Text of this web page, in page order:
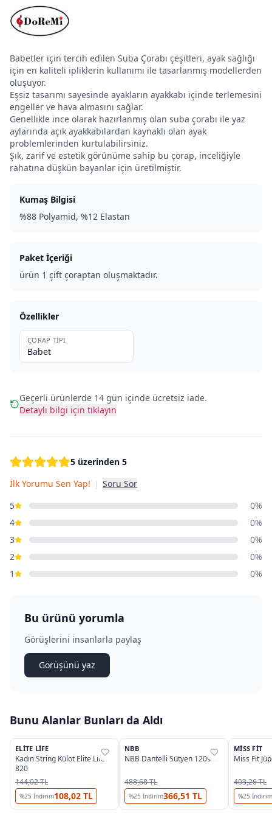
Babetler için tercih edilen Suba Çorabı çeşitleri, ayak sağlığı
için en kaliteli ipliklerin kullanımı ile tasarlanmış modellerden
oluşuyor.
Eşsiz tasarımı sayesinde ayakların ayakkabı içinde terlemesini
engeller ve hava almasını sağlar.
Genellikle ince olarak hazırlanmış olan suba çorabı ile yaz
aylarında açık ayakkabılardan kaynaklı olan ayak
problemlerinden kurtulabilirsiniz.
Şık, zarif ve estetik görünüme sahip bu çorap, inceliğiyle
rahatına düşkün bayanlar için üretilmiştir.
Kumaş Bilgisi
%88 Polyamid, %12 Elastan
Paket İçeriği
ürün 1 çift çoraptan oluşmaktadır.
Özellikler
ÇORAP TIPI
Babet
Geçerli ürünlerde 14 gün içinde ücretsiz iade.
Detaylı bilgi için tıklayın
5 üzerinden 5
İlk Yorumu Sen Yap! | Soru Sor
5
0%
4
0%
3
0%
2
0%
1
0%
Bu ürünü yorumla
Görüşlerini insanlarla paylaş
Görüşünü yaz
Bunu Alanlar Bunları da Aldı
%25
ELITE LIFE
Kadın String Külot Elite Life
820
144,02 TL
%25 İndirim108,02 TL
%39
NBB
NBB Dantelli Sütyen 1209
488,68 TL
%25 İndirim366,51 TL
%41
MISS FIT
Miss Fit
403,26 TL
%25 İndirim